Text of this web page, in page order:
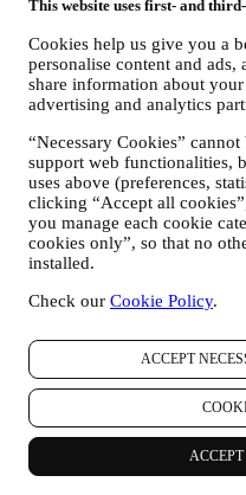
This website uses first- and
Cookies help us give you a
personalise content and
share information about
advertising and analytics
“Necessary Cookies”
support web functionalities,
uses above (preferences,
clicking “Accept all
you manage each cookie
cookies only”, so that no
installed.
Check our Cookie Policy.
ACCEPT
dicha estrategia, así como
comunicaciones/iniciativas de
país específico);
(c) ambos corresponsables
de derechos de los interesados.
Podemos procesar sus datos
PARA NUESTRAS
posible que tengamos
para cumplir con
obligaciones derivadas
autoridades.
PARA CREAR UNA
que le dará acceso a una
usuarios registrados,
servicios, tales como un
direcciones de envío,
pedidos. Cualquier
para permitirnos
una cuenta de Le